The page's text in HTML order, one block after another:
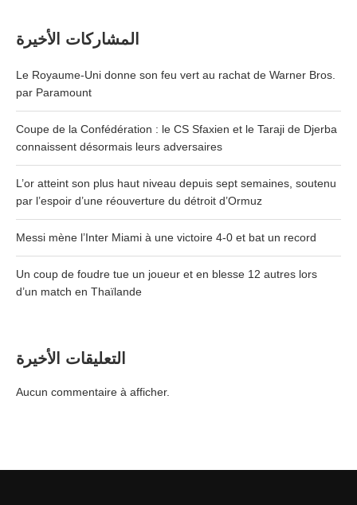
المشاركات الأخيرة
Le Royaume-Uni donne son feu vert au rachat de Warner Bros.
par Paramount
Coupe de la Confédération : le CS Sfaxien et le Taraji de Djerba
connaissent désormais leurs adversaires
L’or atteint son plus haut niveau depuis sept semaines, soutenu
par l’espoir d’une réouverture du détroit d’Ormuz
Messi mène l’Inter Miami à une victoire 4-0 et bat un record
Un coup de foudre tue un joueur et en blesse 12 autres lors
d’un match en Thaïlande
التعليقات الأخيرة
Aucun commentaire à afficher.